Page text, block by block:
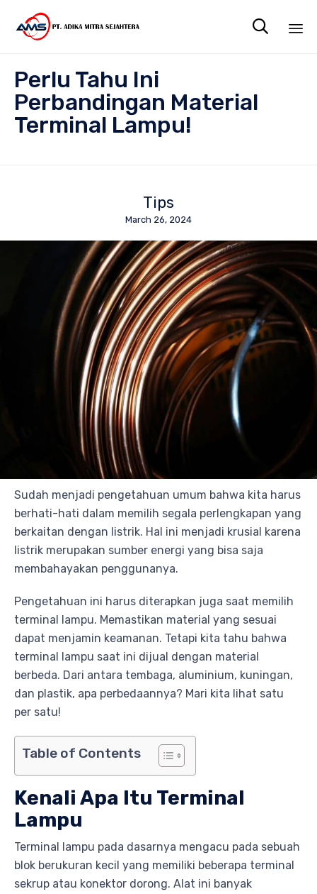

Perlu Tahu Ini
Perbandingan Material
Terminal Lampu!
Tips
March 26, 2024
Sudah menjadi pengetahuan umum bahwa kita harus
berhati-hati dalam memilih segala perlengkapan yang
berkaitan dengan listrik. Hal ini menjadi krusial karena
listrik merupakan sumber energi yang bisa saja
membahayakan penggunanya.
Pengetahuan ini harus diterapkan juga saat memilih
terminal lampu. Memastikan material yang sesuai
dapat menjamin keamanan. Tetapi kita tahu bahwa
terminal lampu saat ini dijual dengan material
berbeda. Dari antara tembaga, aluminium, kuningan,
dan plastik, apa perbedaannya? Mari kita lihat satu
per satu!
Table of Contents
Kenali Apa Itu Terminal
Lampu
Terminal lampu pada dasarnya mengacu pada sebuah
blok berukuran kecil yang memiliki beberapa terminal
sekrup atau konektor dorong. Alat ini banyak